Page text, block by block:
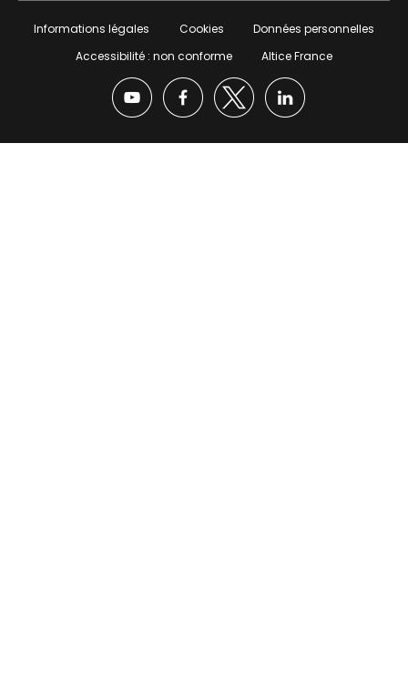
Informations légales Cookies
Données personnelles
Accessibilité : non conforme
Altice France